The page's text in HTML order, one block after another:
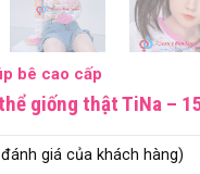
bê cao cấp
giống thật TiNa –
đánh giá của khách hàng)